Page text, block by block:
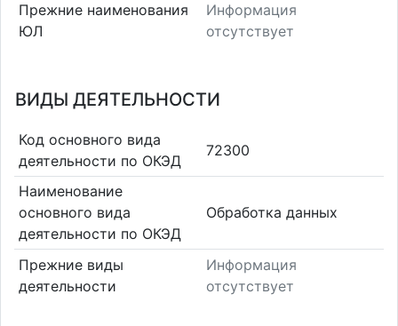
Прежние наименования
ЮЛ
Информация
отсутствует
ВИДЫ ДЕЯТЕЛЬНОСТИ
Код основного вида
деятельности по ОКЭД
72300
Наименование
основного вида
деятельности по ОКЭД
Обработка данных
Прежние виды
деятельности
Информация
отсутствует